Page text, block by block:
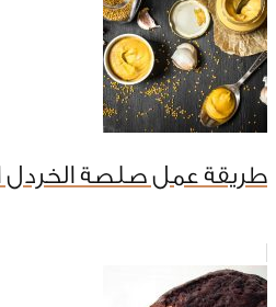
طريقة عمل صلصة الخردل